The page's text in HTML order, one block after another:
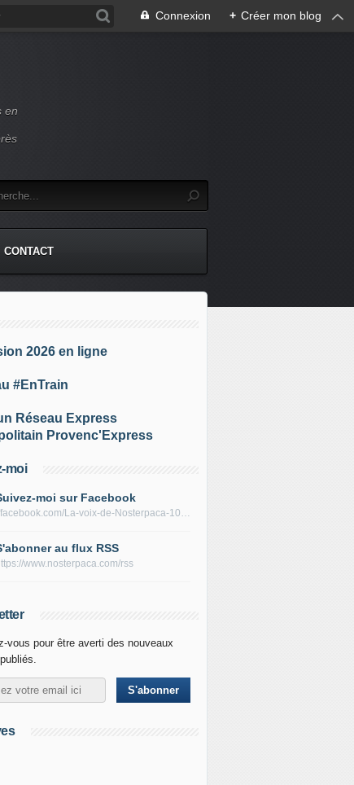
Connexion + Créer mon blog
en
CONTACT
2026 en ligne
#EnTrain
Réseau Express
Provenc'Express
moi
moi sur Facebook
//facebook.com/La-voix-de-Nosterpaca-106434384284735
au flux RSS
www.nosterpaca.com/rss
vous pour être averti des nouveaux